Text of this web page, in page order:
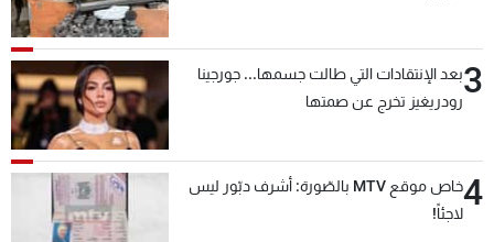
3بعد الإنتقادات التي طالت جسمها... جورجينا
رودريغيز تخرج عن صمتها
4
خاص موقع MTV بالصّورة: أشرف دبّور ليس
لاجئاً!